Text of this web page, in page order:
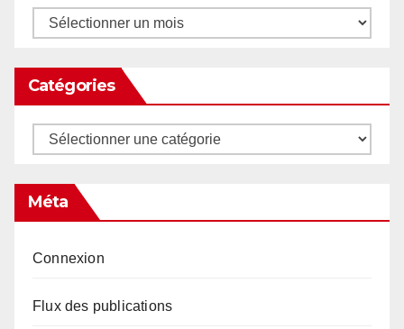
Archives
Catégories
Catégories
Méta
Connexion
Flux des publications